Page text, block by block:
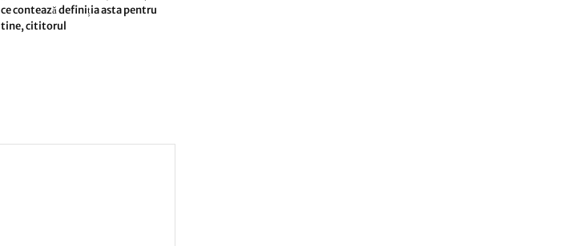
ce contează definiția asta pentru
tine, cititorul